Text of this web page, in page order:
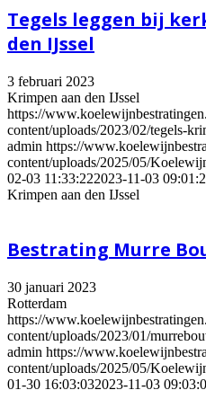
Tegels leggen bij
den IJssel
3 februari 2023
Krimpen aan den IJssel
https://
content/uploads/2023/02/tegels-
admin https://
content/uploads/2025/05/
02-03 11:33:222023-11-03
Krimpen aan den IJssel
Bestrating Murre
30 januari 2023
Rotterdam
https://
content/uploads/2023/01/
admin https://
content/uploads/2025/05/
01-30 16:03:032023-11-03